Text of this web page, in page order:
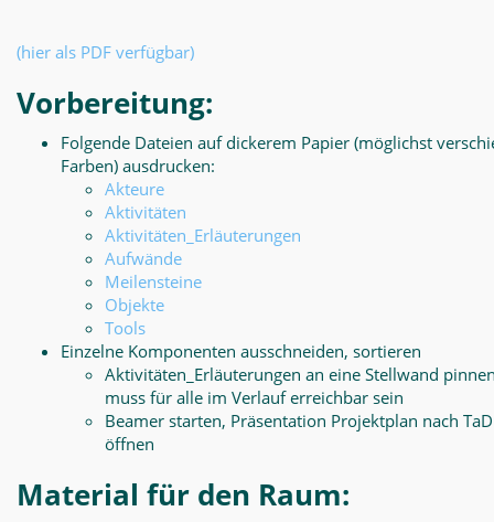
(hier als PDF verfügbar)
Vorbereitung:
Folgende Dateien auf dickerem Papier (möglichst
Farben) ausdrucken:
Akteure
Aktivitäten
Aktivitäten_Erläuterungen
Aufwände
Meilensteine
Objekte
Tools
Einzelne Komponenten ausschneiden, sortieren
Aktivitäten_Erläuterungen an eine Stellwand
muss für alle im Verlauf erreichbar sein
Beamer starten, Präsentation Projektplan nach
öffnen
Material für den Raum: